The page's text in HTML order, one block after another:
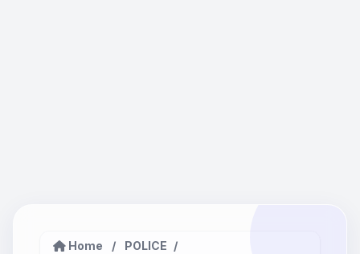
Home / POLICE /